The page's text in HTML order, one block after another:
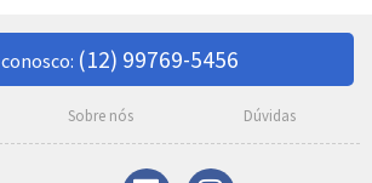
(12) 99769-5456
Sobre nós Dúvidas